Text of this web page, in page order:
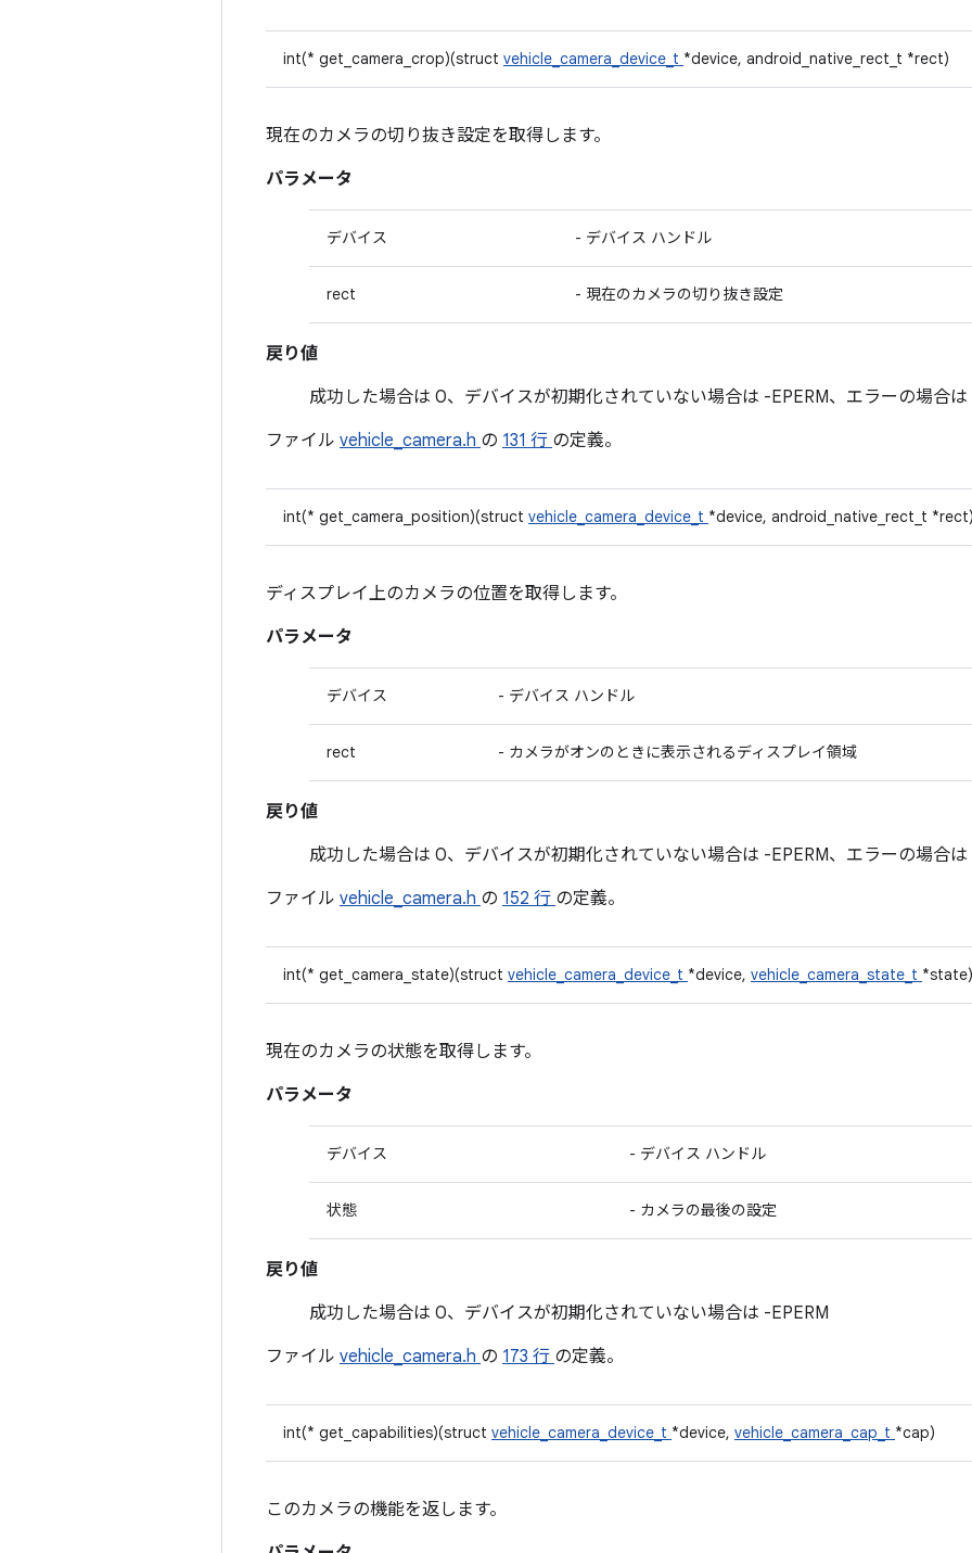
int(* get_camera_crop)(struct vehicle_camera_device_t *device, android_native_rect_t *rect)
現在のカメラの切り抜き設定を取得します。
パラメータ
デバイス - デバイス ハンドル
rect - 現在のカメラの切り抜き設定
戻り値
成功した場合は 0、デバイスが初期化されていない場合は -EPERM、エラーの場合
ファイル vehicle_camera.h の 131 行 の定義。
int(* get_camera_position)(struct vehicle_camera_device_t *device, android_native_rect_t *rect)
ディスプレイ上のカメラの位置を取得します。
パラメータ
デバイス - デバイス ハンドル
rect - カメラがオンのときに表示されるディスプレイ領域
戻り値
成功した場合は 0、デバイスが初期化されていない場合は -EPERM、エラーの場合
ファイル vehicle_camera.h の 152 行 の定義。
int(* get_camera_state)(struct vehicle_camera_device_t *device, vehicle_camera_state_t *state)
現在のカメラの状態を取得します。
パラメータ
デバイス - デバイス ハンドル
状態 - カメラの最後の設定
戻り値
成功した場合は 0、デバイスが初期化されていない場合は -EPERM
ファイル vehicle_camera.h の 173 行 の定義。
int(* get_capabilities)(struct vehicle_camera_device_t *device, vehicle_camera_cap_t *cap)
このカメラの機能を返します。